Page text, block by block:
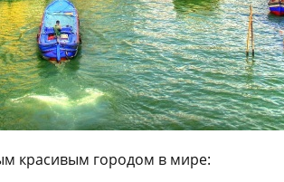
красивым городом в мире: